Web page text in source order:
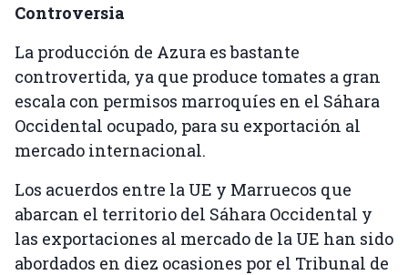
Controversia
La producción de Azura es bastante
controvertida, ya que produce tomates a gran
escala con permisos marroquíes en el Sáhara
Occidental ocupado, para su exportación al
mercado internacional.
Los acuerdos entre la UE y Marruecos que
abarcan el territorio del Sáhara Occidental y
las exportaciones al mercado de la UE han sido
abordados en diez ocasiones por el Tribunal de